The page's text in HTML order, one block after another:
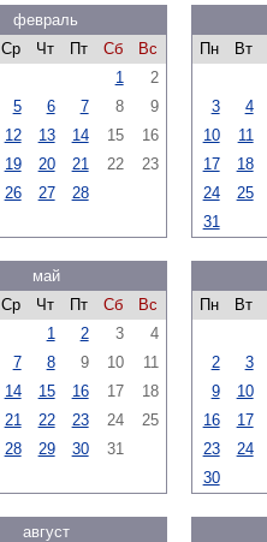
февраль
Ср Чт Пт Сб
Вс
1
2
5 6 7 8
9
12 13 14 15
16
19 20 21 22
23
26 27 28
Пн
Вт
3
4
10
11
17
18
24
25
31
май
Ср Чт Пт Сб
Вс
1
2 3
4
7 8 9 10
11
14 15 16 17
18
21 22 23 24
25
28 29 30 31
Пн
Вт
2
3
9
10
16
17
23
24
30
август